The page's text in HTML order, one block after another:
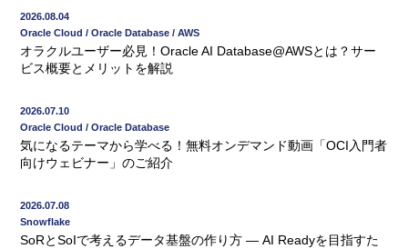
2026.08.04
Oracle Cloud / Oracle Database / AWS
オラクルユーザー必見！Oracle AI Database@AWSとは？サー
ビス概要とメリットを解説
2026.07.10
Oracle Cloud / Oracle Database
気になるテーマから学べる！無料オンデマンド動画「OCI入門者
向けウェビナー」のご紹介
2026.07.08
Snowflake
SoRとSoIで考えるデータ基盤の作り方 ― AI Readyを目指すた